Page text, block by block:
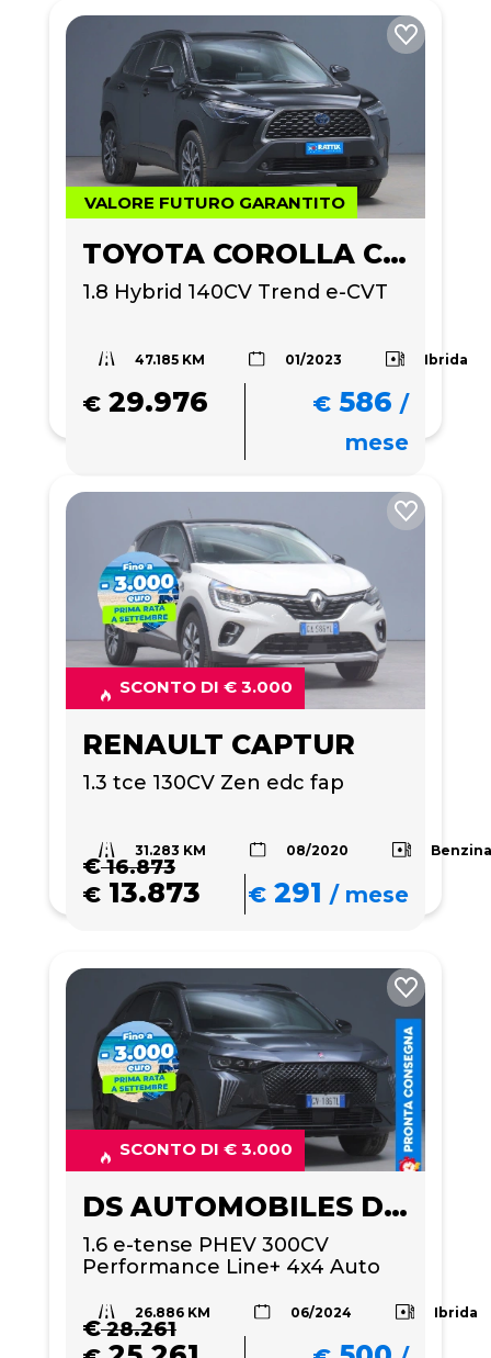
VALORE FUTURO GARANTITO
TOYOTA COROLLA CROSS
1.8 Hybrid 140CV Trend e-CVT
47.185 KM 01/2023 Ibrida
€ 29.976 € 586 /
mese
SCONTO DI € 3.000
RENAULT CAPTUR
1.3 tce 130CV Zen edc fap
31.283 KM 08/2020
€16.873
€ 13.873 € 291 /mese
SCONTO DI € 3.000
DS AUTOMOBILES DS 7
1.6 e-tense PHEV 300CV
Performance Line+ 4x4 Auto
26.886 KM 06/2024 Ibrida
€28.261